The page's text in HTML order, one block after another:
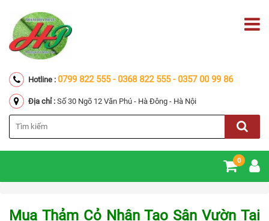
Hotline : 0799 822 555 - 0368 822 555 - 0357 00 99 86
Địa chỉ : Số 30 Ngõ 12 Văn Phú - Hà Đông - Hà Nội
0
Mua Thảm Cỏ Nhân Tạo Sân Vườn Tại